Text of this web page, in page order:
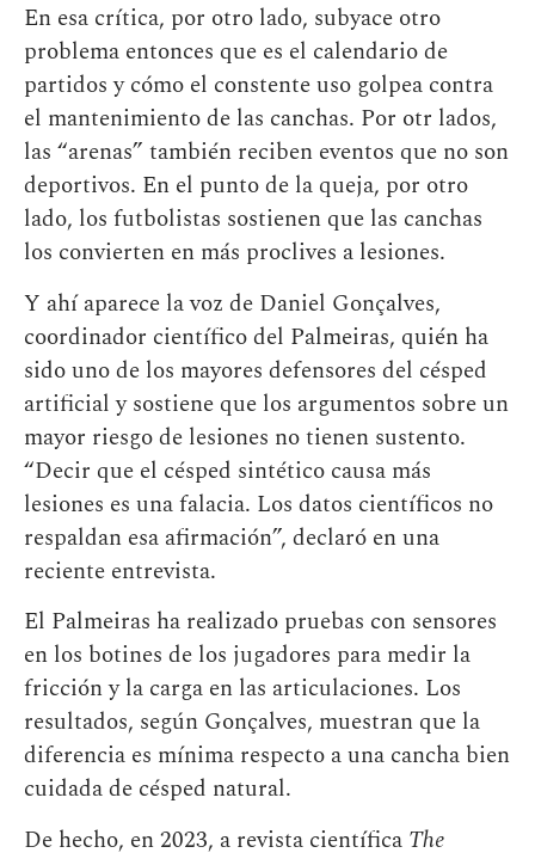
En esa crítica, por otro lado, subyace otro
problema entonces que es el calendario de
partidos y cómo el constente uso golpea contra
el mantenimiento de las canchas. Por otr lados,
las “arenas” también reciben eventos que no son
deportivos. En el punto de la queja, por otro
lado, los futbolistas sostienen que las canchas
los convierten en más proclives a lesiones.
Y ahí aparece la voz de Daniel Gonçalves,
coordinador científico del Palmeiras, quién ha
sido uno de los mayores defensores del césped
artificial y sostiene que los argumentos sobre un
mayor riesgo de lesiones no tienen sustento.
“Decir que el césped sintético causa más
lesiones es una falacia. Los datos científicos no
respaldan esa afirmación”, declaró en una
reciente entrevista.
El Palmeiras ha realizado pruebas con sensores
en los botines de los jugadores para medir la
fricción y la carga en las articulaciones. Los
resultados, según Gonçalves, muestran que la
diferencia es mínima respecto a una cancha bien
cuidada de césped natural.
De hecho, en 2023, a revista científica The